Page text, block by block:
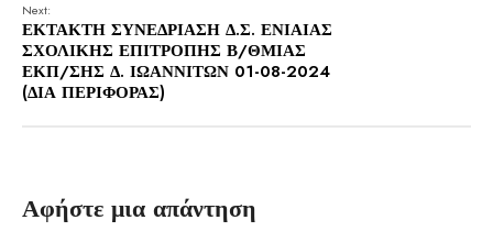
Next:
ΕΚΤΑΚΤΗ ΣΥΝΕΔΡΙΑΣΗ Δ.Σ. ΕΝΙΑΙΑΣ
ΣΧΟΛΙΚΗΣ ΕΠΙΤΡΟΠΗΣ Β/ΘΜΙΑΣ
ΕΚΠ/ΣΗΣ Δ. ΙΩΑΝΝΙΤΩΝ 01-08-2024
(ΔΙΑ ΠΕΡΙΦΟΡΑΣ)
Αφήστε μια απάντηση